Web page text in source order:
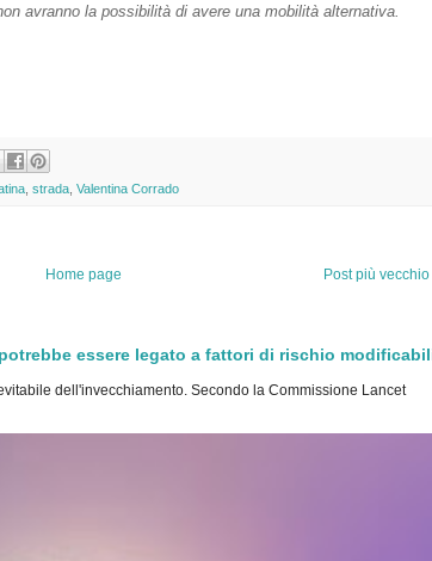
avranno la possibilità di avere una mobilità alternativa.
strada Valentina Corrado
Post più vecchio
Home page
essere legato a fattori di rischio
dell'invecchiamento. Secondo la Commissione Lancet